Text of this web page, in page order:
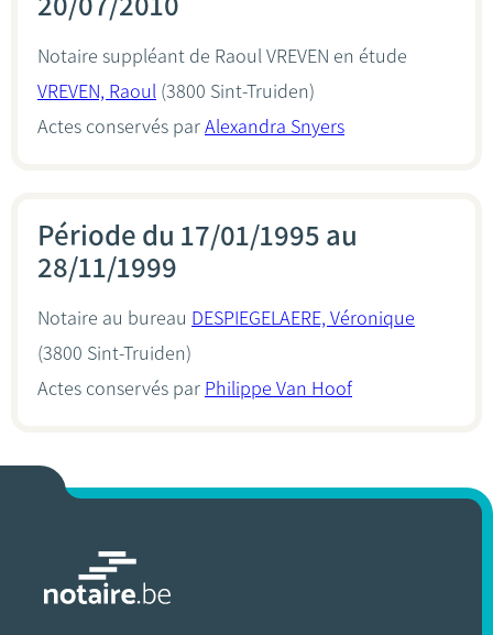
Notaire suppléant de Raoul VREVEN en étude
VREVEN, Raoul (3800 Sint-Truiden)
Actes conservés parAlexandra Snyers
Période du 17/01/1995 au
28/11/1999
Notaire au bureau DESPIEGELAERE, Véronique
(3800 Sint-Truiden)
Actes conservés par Philippe Van Hoof